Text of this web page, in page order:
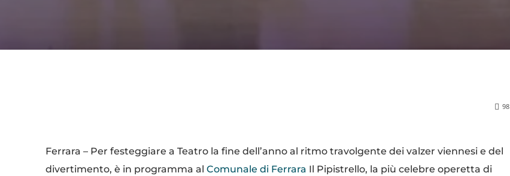
98
Ferrara – Per festeggiare a Teatro la fine dell’anno al ritmo travolgente dei valzer viennesi e del
divertimento, è in programma al Comunale di Ferrara Il Pipistrello, la più celebre operetta di